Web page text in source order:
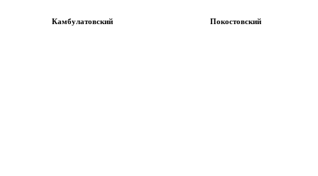
Камбулатовский Покостовский